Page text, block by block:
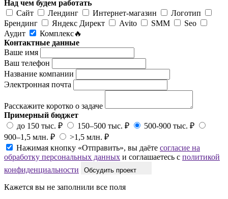
Над чем будем работать
Сайт
Лендинг Интернет-магазин
Логотип
Брендинг
Яндекс Директ Avito SMM
Seo
Аудит
Комплекс🔥
Контактные данные
Ваше имя
Ваш телефон
Название компании
Электронная почта
Расскажите коротко о задаче
Примерный бюджет
до 150 тыс. ₽
150–500 тыс. ₽
500-900 тыс. ₽
900–1,5 млн. ₽
>1,5 млн. ₽
Нажимая кнопку «Отправить», вы даёте согласие на
обработку персональных данных и соглашаетесь с политикой
конфиденциальности
Обсудить проект
Кажется вы не заполнили все поля